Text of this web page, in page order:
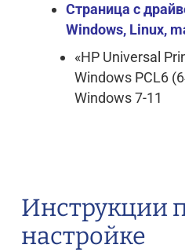
Страница с
Windows, Linux,
«HP Universal
Windows PCL6
Windows 7-11
Инструкции
настройке